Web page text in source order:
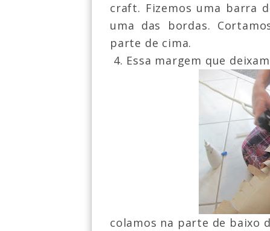
craft. Fizemos uma barra
uma das bordas.
parte de cima.
4. Essa margem que
colamos na parte de baixo